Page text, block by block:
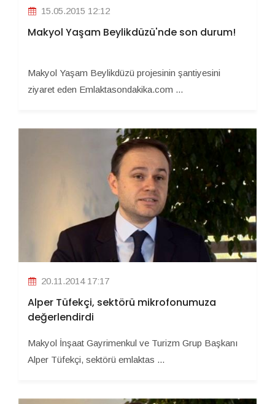
15.05.2015 12:12
Makyol Yaşam Beylikdüzü'nde son durum!
Makyol Yaşam Beylikdüzü projesinin şantiyesini
ziyaret eden Emlaktasondakika.com ...
20.11.2014 17:17
Alper Tüfekçi, sektörü mikrofonumuza
değerlendirdi
Makyol İnşaat Gayrimenkul ve Turizm Grup Başkanı
Alper Tüfekçi, sektörü emlaktas ...